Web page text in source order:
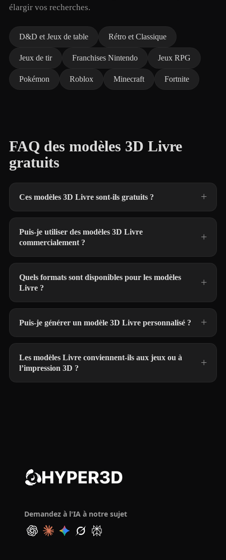
élargir vos recherches.
D&D et Jeux de table Rétro et Classique
Jeux de tir Franchises Nintendo Jeux RPG
Pokémon Roblox Minecraft Fortnite
FAQ des modèles 3D Livre
gratuits
Ces modèles 3D Livre sont-ils gratuits ?
Puis-je utiliser des modèles 3D Livre
commercialement ?
Quels formats sont disponibles pour les modèles
Livre ?
Puis-je générer un modèle 3D Livre personnalisé ?
Les modèles Livre conviennent-ils aux jeux ou à
l’impression 3D ?
Demandez à l'IA à notre sujet